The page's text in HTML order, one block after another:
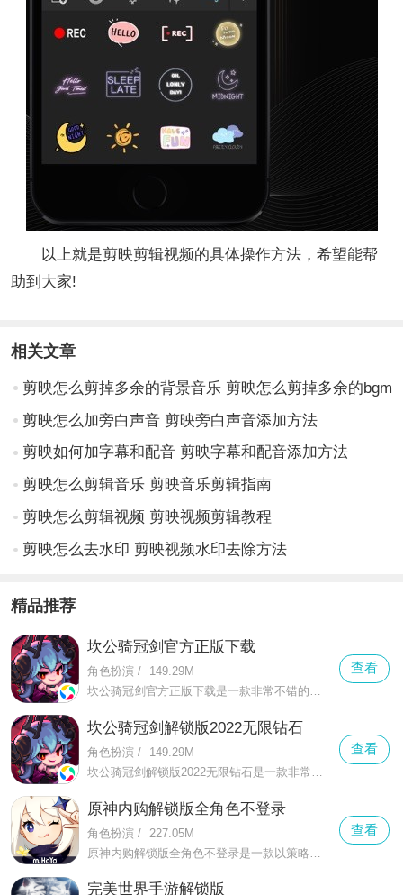
以上就是剪映剪辑视频的具体操作方法，希望能帮
助到大家!
相关文章
剪映怎么剪掉多余的背景音乐 剪映怎么剪掉多余的bgm
剪映怎么加旁白声音 剪映旁白声音添加方法
剪映如何加字幕和配音 剪映字幕和配音添加方法
剪映怎么剪辑音乐 剪映音乐剪辑指南
剪映怎么剪辑视频 剪映视频剪辑教程
剪映怎么去水印 剪映视频水印去除方法
精品推荐
坎公骑冠剑官方正版下载
角色扮演 /
149.29M
坎公骑冠剑官方正版下载是一款非常不错的像素画风的趣味冒险rpg游戏，在这里你可以感受到更加全面的一场趣味的玩法，游戏中有着更好的扮演一名属于自己的骑士
查看
坎公骑冠剑解锁版2022无限钻石
角色扮演 /
149.29M
坎公骑冠剑解锁版2022无限钻石是一款非常不错的策略冒险RPG主题玩法手游，在这款坎公骑冠剑解锁版2022无限钻石中有着而更加独特的奇特玩法
查看
原神内购解锁版全角色不登录
角色扮演 /
227.05M
查看
完美世界手游解锁版